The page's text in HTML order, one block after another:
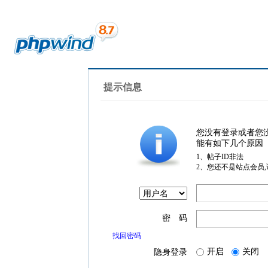
提示信息
您没有登录或者您
能有如下几个原因
1、帖子ID非法
2、您还不是站点会员
密 码
找回密码
隐身登录 开启 关闭